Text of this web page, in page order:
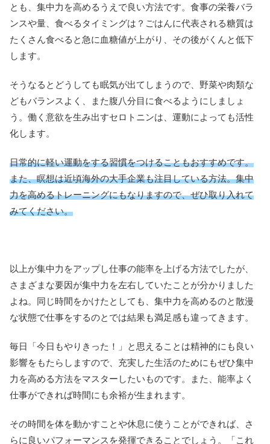
とも、集中力を高めるうえで良い方法です。食事の栄養バラ
ンスや量、食べるタイミングは？ごはんに代表される糖質は
たくさん食べると急に血糖値が上がり、その後がくんと低下
します。
そうなるとどうしても眠気が出てしまうので、野菜や肉類な
どもバランスよく、また腹八分目に食べるようにしましょ
う。働く意欲を生み出すセロトニンは、運動によっても活性
化します。
日常的に軽い運動をする習慣をつけることもおすすめです。
また、瞑想は近頃海外の大手企業も注目している方法。集中
力を高めるトレーニングにもなりますので、ぜひ取り入れて
みてください。
以上が集中力をアップし仕事の能率を上げる方法でしたが、
さまざまな要因が集中力を左右していたことが分かりました
よね。同じ時間をかけたとしても、集中力を高めるのと散漫
な状態で仕事をするのとでは結果も満足感も違ってきます。
毎日「今日もやりきった！」と思えることは精神的にも良い
影響をもたらしますので、充実した生活のためにもぜひ集中
力を高める方法をマスターしたいものです。また、能率よく
仕事ができれば時間にも余裕が生まれます。
その時間を体を動かすことや休息に使うことができれば、さ
らに良いパフォーマンスを発揮できることでしょう。「これ